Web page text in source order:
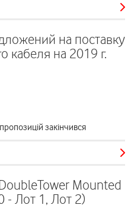
на поставку
кабеля на 2019 г.
закінчився
Mounted
- Лот 1, Лот 2)